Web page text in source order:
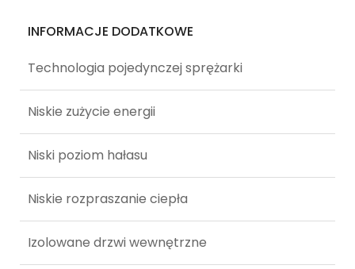
INFORMACJE DODATKOWE
Technologia pojedynczej sprężarki
Niskie zużycie energii
Niski poziom hałasu
Niskie rozpraszanie ciepła
Izolowane drzwi wewnętrzne